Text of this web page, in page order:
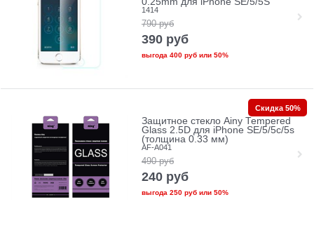
1414
790 руб
390 руб
выгода 400 рубили 50%
Защитное стекло Ainy Tempered
Glass 2.5D для iPhone SE/5/5c/5s
(толщина 0.33 мм)
AF-A041
490 руб
240 руб
выгода 250 рубили 50%
Скидка 50%